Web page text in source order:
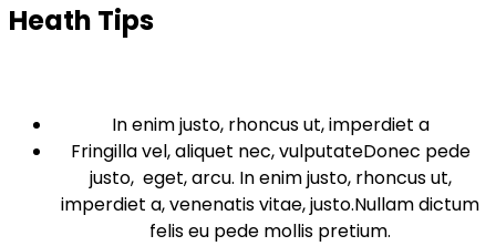
Heath Tips
In enim justo, rhoncus ut, imperdiet a
Fringilla vel, aliquet nec, vulputateDonec pede
justo, eget, arcu. In enim justo, rhoncus ut,
imperdiet a, venenatis vitae, justo.Nullam dictum
felis eu pede mollis pretium.